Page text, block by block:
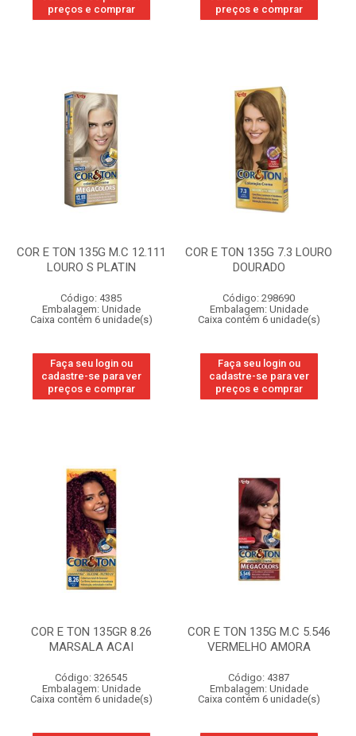
preços e comprar
preços e comprar
COR E TON 135G M.C 12.111
LOURO S PLATIN
Código: 4385
Embalagem: Unidade
Caixa contém 6 unidade(s)
Faça seu login ou
cadastre-se para ver
preços e comprar
COR E TON 135G 7.3 LOURO
DOURADO
Código: 298690
Embalagem: Unidade
Caixa contém 6 unidade(s)
Faça seu login ou
cadastre-se para ver
preços e comprar
COR E TON 135GR 8.26
MARSALA ACAI
Código: 326545
Embalagem: Unidade
Caixa contém 6 unidade(s)
COR E TON 135G M.C 5.546
VERMELHO AMORA
Código: 4387
Embalagem: Unidade
Caixa contém 6 unidade(s)